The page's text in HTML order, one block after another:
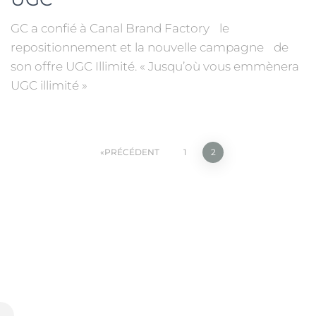
GC a confié à Canal Brand Factory le
repositionnement et la nouvelle campagne de
son offre UGC Illimité. « Jusqu’où vous emmènera
UGC illimité »
PRÉCÉDENT 1 2